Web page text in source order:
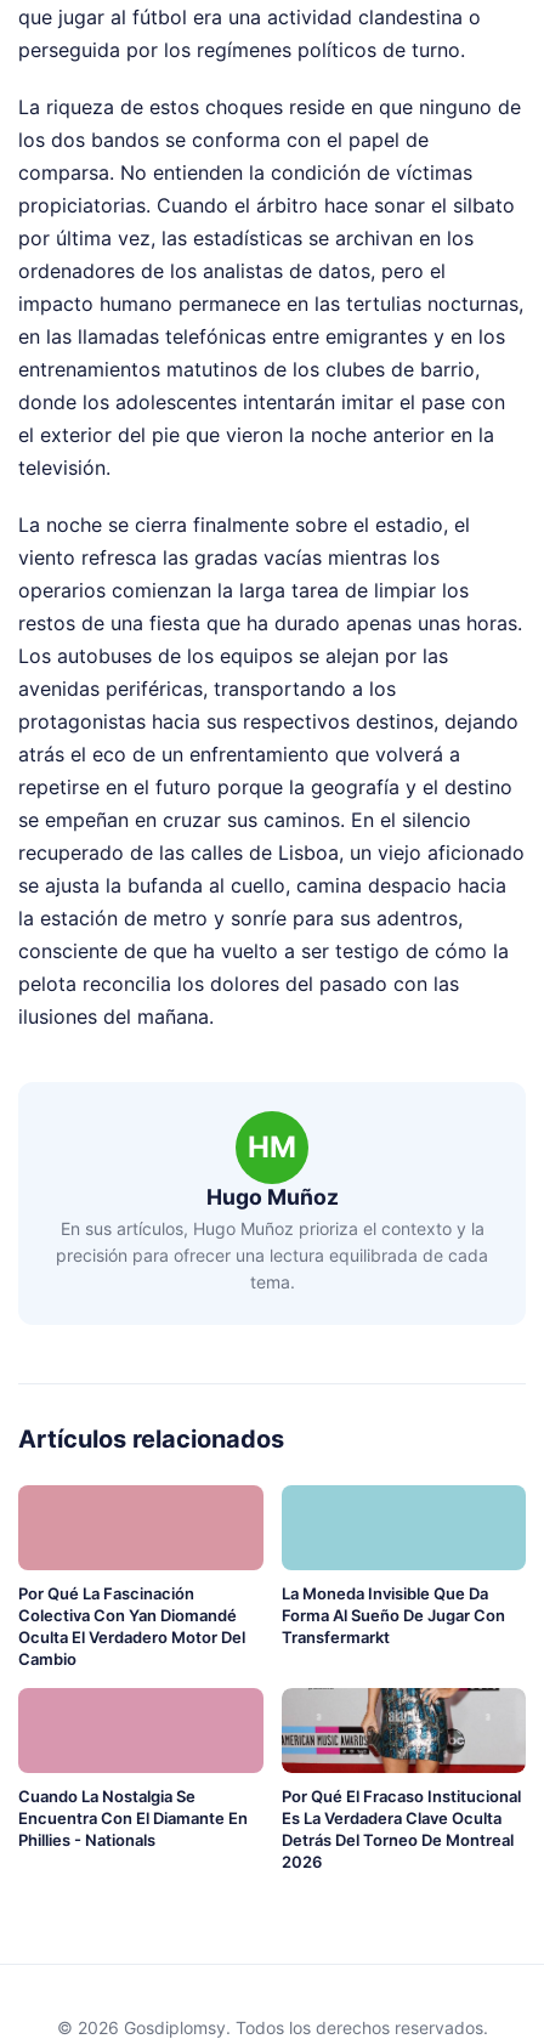
que jugar al fútbol era una actividad clandestina o
perseguida por los regímenes políticos de turno.
La riqueza de estos choques reside en que ninguno de
los dos bandos se conforma con el papel de
comparsa. No entienden la condición de víctimas
propiciatorias. Cuando el árbitro hace sonar el silbato
por última vez, las estadísticas se archivan en los
ordenadores de los analistas de datos, pero el
impacto humano permanece en las tertulias nocturnas,
en las llamadas telefónicas entre emigrantes y en los
entrenamientos matutinos de los clubes de barrio,
donde los adolescentes intentarán imitar el pase con
el exterior del pie que vieron la noche anterior en la
televisión.
La noche se cierra finalmente sobre el estadio, el
viento refresca las gradas vacías mientras los
operarios comienzan la larga tarea de limpiar los
restos de una fiesta que ha durado apenas unas horas.
Los autobuses de los equipos se alejan por las
avenidas periféricas, transportando a los
protagonistas hacia sus respectivos destinos, dejando
atrás el eco de un enfrentamiento que volverá a
repetirse en el futuro porque la geografía y el destino
se empeñan en cruzar sus caminos. En el silencio
recuperado de las calles de Lisboa, un viejo aficionado
se ajusta la bufanda al cuello, camina despacio hacia
la estación de metro y sonríe para sus adentros,
consciente de que ha vuelto a ser testigo de cómo la
pelota reconcilia los dolores del pasado con las
ilusiones del mañana.
HM
Hugo Muñoz
En sus artículos, Hugo Muñoz prioriza el contexto y la
precisión para ofrecer una lectura equilibrada de cada
tema.
Artículos relacionados
Por Qué La Fascinación
Colectiva Con Yan Diomandé
Oculta El Verdadero Motor Del
Cambio
La Moneda Invisible Que Da
Forma Al Sueño De Jugar Con
Transfermarkt
Cuando La Nostalgia Se
Encuentra Con El Diamante En
Phillies - Nationals
Por Qué El Fracaso Institucional
Es La Verdadera Clave Oculta
Detrás Del Torneo De Montreal
2026
© 2026 Gosdiplomsy. Todos los derechos reservados.